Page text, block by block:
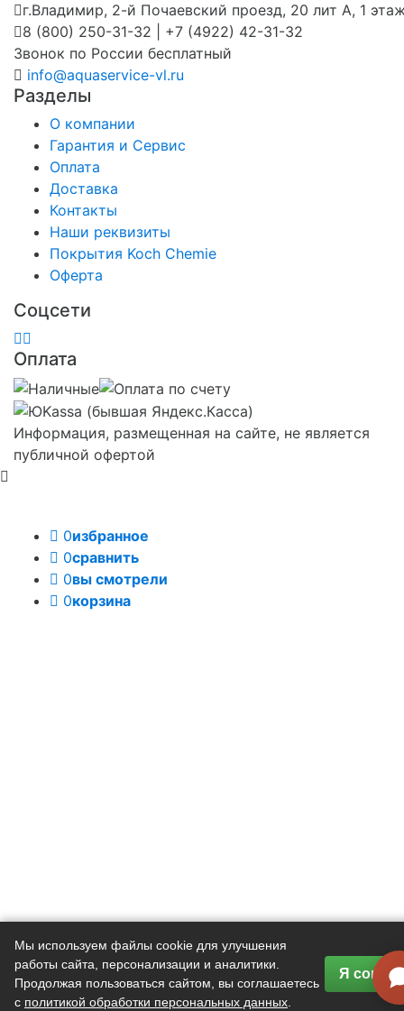
г.Владимир, 2-й Почаевский проезд, 20 лит А, 1
8 (800) 250-31-32 | +7 (4922) 42-31-32
Звонок по России бесплатный
info@aquaservice-vl.ru
Разделы
О компании
Гарантия и Сервис
Оплата
Доставка
Контакты
Наши реквизиты
Покрытия Koch Chemie
Оферта
Соцсети
Оплата
Информация, размещенная на сайте, не является
публичной офертой
Мы используем файлы cookie для улучшения
работы сайта, персонализации и аналитики.
Продолжая пользоваться сайтом, вы соглашаетесь
с политикой обработки персональных данных
Я
0избранное
0сравнить
0вы смотрели
0корзина